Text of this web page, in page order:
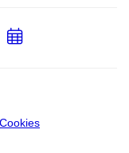
Cookies
Přidat